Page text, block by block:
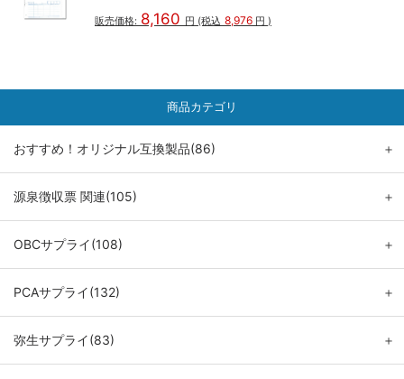
販売価格: 8,160 円 (税込 8,976 円 )
商品カテゴリ
おすすめ！オリジナル互換製品(86) ＋
源泉徴収票 関連(105) ＋
OBCサプライ(108) ＋
PCAサプライ(132) ＋
弥生サプライ(83) ＋